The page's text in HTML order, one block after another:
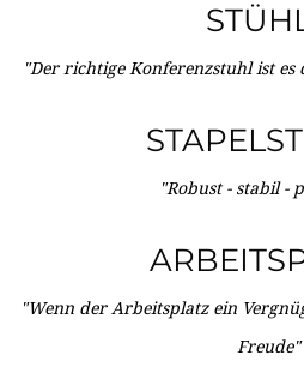
"Der richtige Konferenzstuhl ist
"Robust - stabil -
"Wenn der Arbeitsplatz ein
Freude"